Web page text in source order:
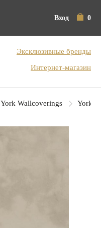
Вход 0
Эксклюзивные бренды
Интернет-магазин
York Wallcoverings York